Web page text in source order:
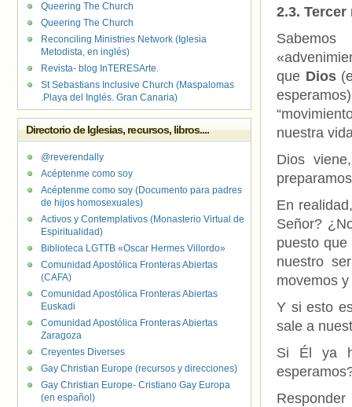
2.3.
que Dios
nuestra
Dios
En
Señor?
puesto
nuestro
movemos
Y si esto
sale a
Si Él ya
Queering The Church
Queering The Church
Reconciling Ministries Network (Iglesia
Metodista, en inglés)
Revista- blog InTERESArte.
St Sebastians Inclusive Church (Maspalomas
.Playa del Inglés. Gran Canaria)
Directorio de Iglesias, recursos, libros....
@reverendally
Acéptenme como soy
Acéptenme como soy (Documento para padres
de hijos homosexuales)
Activos y Contemplativos (Monasterio Virtual de
Espiritualidad)
Biblioteca LGTTB «Oscar Hermes Villordo»
Comunidad Apostólica Fronteras Abiertas
(CAFA)
Comunidad Apostólica Fronteras Abiertas
Euskadi
Comunidad Apostólica Fronteras Abiertas
Zaragoza
Creyentes Diverses
Gay Christian Europe (recursos y direcciones)
Gay Christian Europe- Cristiano Gay Europa
(en español)